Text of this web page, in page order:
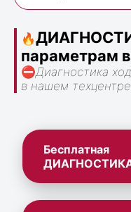
🔥
параметрам
⛔Диагностика
в нашем
Бесплатная